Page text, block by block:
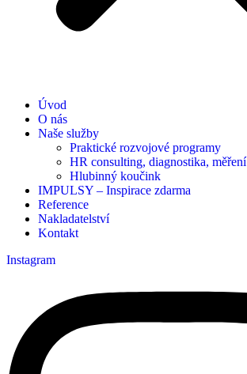
Úvod
O nás
Naše služby
Praktické rozvojové programy
HR consulting, diagnostika, měření
Hlubinný koučink
IMPULSY – Inspirace zdarma
Reference
Nakladatelství
Kontakt
Instagram